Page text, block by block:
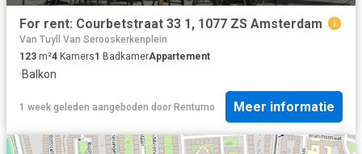
For rent: Courbetstraat 33 1, 1077 ZS Amsterdam
Van Tuyll Van Serooskerkenplein
123 m²4 Kamers1 BadkamerAppartement
·Balkon
1 week geleden aangeboden door Rentumo Meer informatie